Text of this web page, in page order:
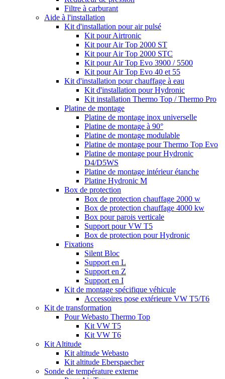
Filtre à carburant
Aide à l'installation
Kit d'installation pour air pulsé
Kit pour Airtronic
Kit pour Air Top 2000 ST
Kit pour Air Top 2000 STC
Kit pour Air Top Evo 3900 / 5500
Kit pour Air Top Evo 40 et 55
Kit d'installation pour chauffage à eau
Kit d'installation pour Hydronic
Kit installation Thermo Top / Thermo Pro
Platine de montage
Platine de montage inox universelle
Platine de montage à 90°
Platine de montage modulable
Platine de montage pour Thermo Top Evo
Platine de montage pour Hydronic
D4/D5WS
Platine de montage intérieur étanche
Platine Hydronic M
Box de protection
Box de protection chauffage 2000 w
Box de protection chauffage 4000 kw
Box pour parois verticale
Support pour VW T5
Box de protection pour Hydronic
Fixations
Silent Bloc
Support en L
Support en Z
Support en I
Kit de montage spécifique véhicule
Accessoires pose extérieure VW T5/T6
Kit de transformation
Pour Webasto Thermo Top
Kit VW T5
Kit VW T6
Kit Altitude
Kit altitude Webasto
Kit altitude Eberspaecher
Sonde de température externe